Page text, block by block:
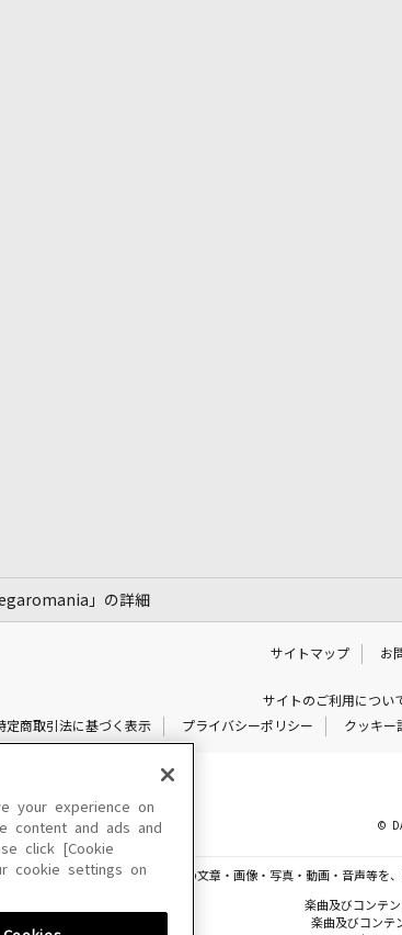
」の詳細
サイトマップ お
サイトのご利用につい
定商取引法に基づく表示
プライバシーポリシー クッキー
©
このサイトに掲載されている一切の文章・画像・写真・動画・音声等を
楽曲及びコンテ
楽曲及びコンテ
your experience on
content and ads and
click [Cookie
cookie settings on